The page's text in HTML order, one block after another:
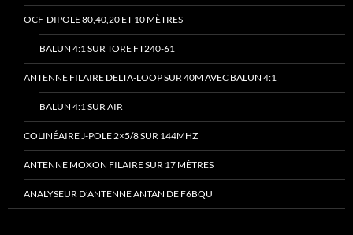
OCF-DIPOLE 80,40,20 ET 10 MÈTRES
BALUN 4:1 SUR TORE FT240-61
ANTENNE FILAIRE DELTA-LOOP SUR 40M AVEC BALUN 4:1
BALUN 4:1 SUR AIR
COLINÉAIRE J-POLE 2×5/8 SUR 144MHZ
ANTENNE MOXON FILAIRE SUR 17 MÈTRES
ANALYSEUR D’ANTENNE ANTAN DE F6BQU